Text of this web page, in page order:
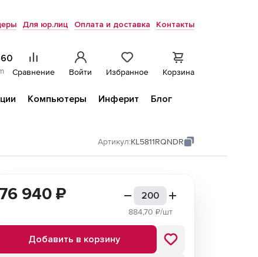
Для юр.лиц Оплата и доставка Контакты
Сравнение Войти Избранное Корзина
Компьютеры Инферит
Блог
Артикул:KL5811RQNDR
940 ₽
884,70 ₽/шт
Добавить в корзину